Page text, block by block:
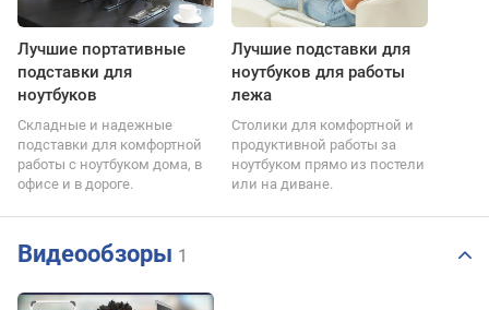
Лучшие портативные
подставки для
ноутбуков
Складные и надежные
подставки для комфортной
работы с ноутбуком дома, в
офисе и в дороге.
Лучшие подставки для
ноутбуков для работы
лежа
Столики для комфортной и
продуктивной работы за
ноутбуком прямо из постели
или на диване.
Видеообзоры 1